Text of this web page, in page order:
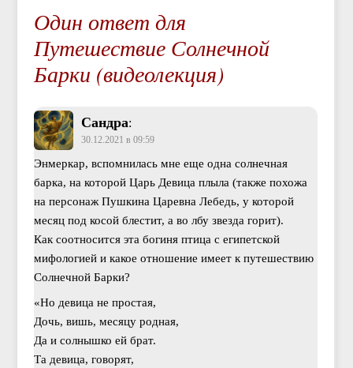
Один ответ для
Путешествие Солнечной
Барки (видеолекция)
Сандра:
30.12.2021 в 09:59
Энмеркар, вспомнилась мне еще одна солнечная
барка, на которой Царь Девица плыла (также похожа
на персонаж Пушкина Царевна Лебедь, у которой
месяц под косой блестит, а во лбу звезда горит).
Как соотносится эта богиня птица с египетской
мифологией и какое отношение имеет к путешествию
Солнечной Барки?
«Но девица не простая,
Дочь, вишь, месяцу родная,
Да и солнышко ей брат.
Та девица, говорят,